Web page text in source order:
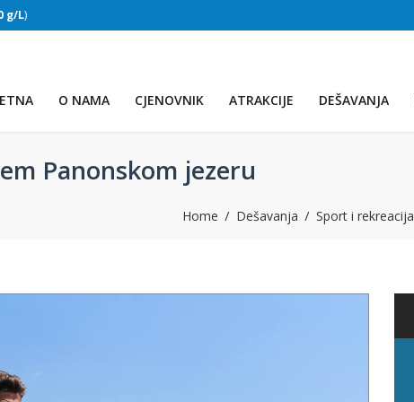
g/L)
O NAMA CJENOVNIK ATRAKCIJE DEŠAVANJA
Panonskom jezeru
Home Dešavanja Sport i rekreacija